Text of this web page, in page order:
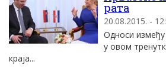
рата
20.08.2015. -
Односи између
у овом
краја...